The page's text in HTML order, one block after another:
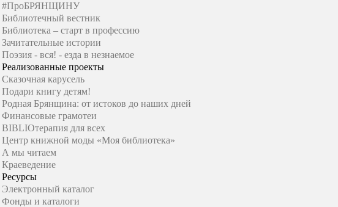
#ПроБРЯНЩИНУ
Библиотечный вестник
Библиотека – старт в профессию
Зачитательные истории
Поэзия - вся! - езда в незнаемое
Реализованные проекты
Сказочная карусель
Подари книгу детям!
Родная Брянщина: от истоков до наших дней
Финансовые грамотеи
BIBLIOтерапия для всех
Центр книжной моды «Моя библиотека»
А мы читаем
Краеведение
Ресурсы
Электронный каталог
Фонды и каталоги